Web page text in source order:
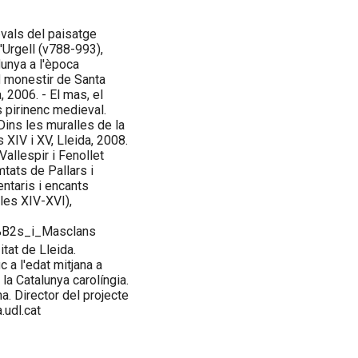
del paisatge
(v788-993),
a l'època
de Santa
2006. - El mas, el
pirinenc medieval.
les muralles de la
i XV, Lleida, 2008.
i Fenollet
de Pallars i
i encants
XIV-XVI),
de Lleida.
a l'edat mitjana a
Catalunya carolíngia.
Director del projecte